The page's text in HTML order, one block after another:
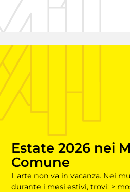
Estate 2026 nei
Comune
L'arte non va in vacanza. Nei
durante i mesi estivi, trovi: >